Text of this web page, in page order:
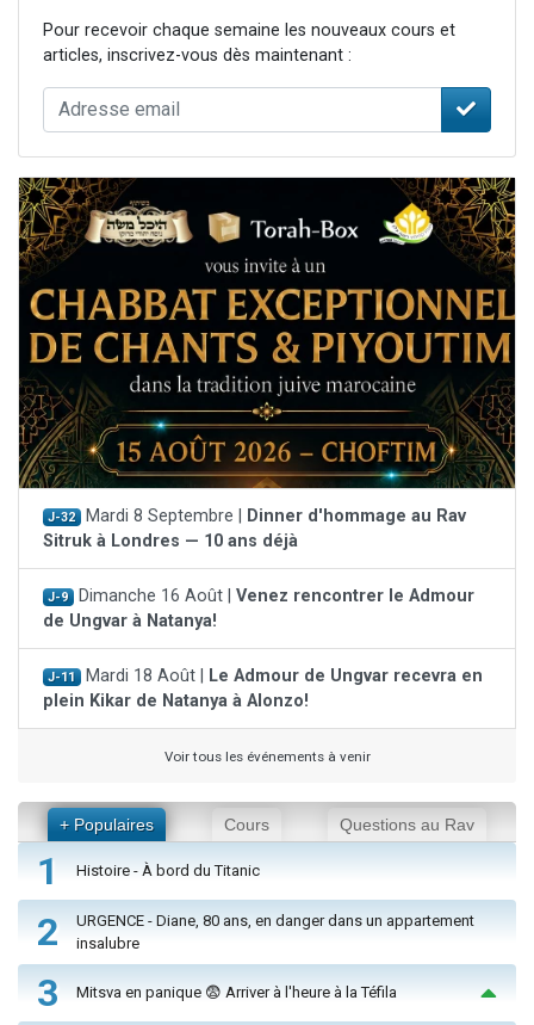
Pour recevoir chaque semaine les nouveaux cours et
articles, inscrivez-vous dès maintenant :
J-32 Mardi 8 Septembre |
Dinner d'hommage au Rav
Sitruk à Londres — 10 ans déjà
J-9 Dimanche 16 Août | Venez rencontrer le Admour
de Ungvar à Natanya!
J-11 Mardi 18 Août |
Le Admour de Ungvar recevra en
plein Kikar de Natanya à Alonzo!
Voir tous les événements à venir
+ Populaires Cours Questions au Rav
1 Histoire - À bord du Titanic
2
URGENCE - Diane, 80 ans, en danger dans un appartement
insalubre
3 Mitsva en panique 😨 Arriver à l'heure à la Téfila